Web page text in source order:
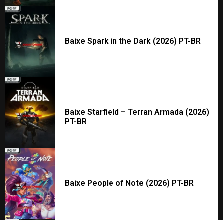
Baixe Spark in the Dark (2026) PT-BR
Baixe Starfield – Terran Armada (2026)
PT-BR
Baixe People of Note (2026) PT-BR